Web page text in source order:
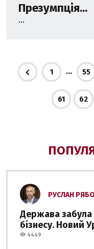
Презумпція...
...
1 ... 55
61 62
РУСЛАН
Держава забула
бізнесу. Новий
4449